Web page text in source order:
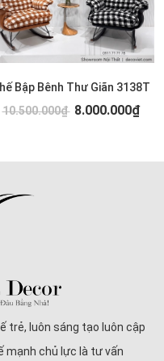
Bập Bênh Thư Giãn 3138T
10.500.000₫ 8.000.000₫
trẻ, luôn sáng tạo luôn cập
mạnh chủ lực là tư vấn